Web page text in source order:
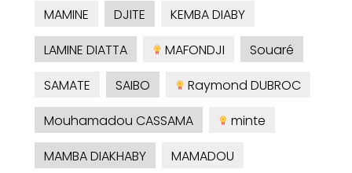
MAMINE
DJITE
KEMBA DIABY
LAMINE DIATTA
MAFONDJI
Souaré
SAMATE
SAIBO
Raymond DUBROC
Mouhamadou CASSAMA
minte
MAMBA DIAKHABY
MAMADOU